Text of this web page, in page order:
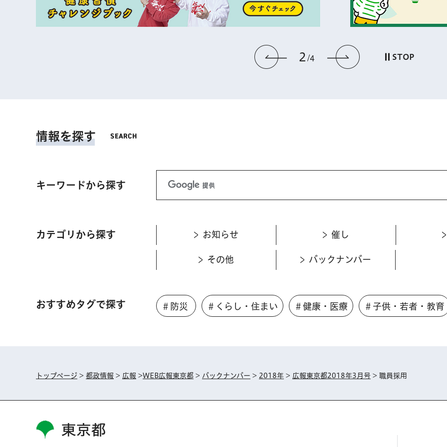
前のスライドを表示
2 4 次のスライド
STOP
情報を探す
キーワードから探す
カテゴリから探す お知らせ 催し
その他 バックナンバー
おすすめタグで探す ＃防災 ＃くらし・住まい ＃健康・医療 ＃子供・若者・教育
トップページ > 都政情報 > 広報 >WEB広報東京都 > バックナンバー > 2018年 > 広報東京都2018年3月号 > 職員採用
東京都